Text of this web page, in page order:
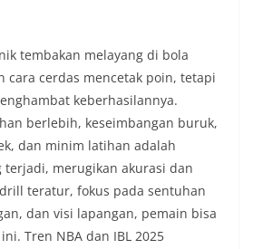
tembakan melayang di bola
cara cerdas mencetak poin, tetapi
keberhasilannya.
berlebih, keseimbangan buruk,
dan minim latihan adalah
terjadi, merugikan akurasi dan
teratur, fokus pada sentuhan
dan visi lapangan, pemain bisa
Tren NBA dan IBL 2025